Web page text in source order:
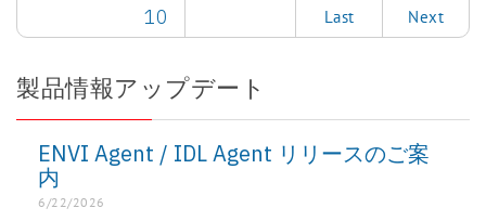
10
Next
Last
製品情報アップデート
ENVI Agent / IDL Agent リリースのご案
内
6/22/2026